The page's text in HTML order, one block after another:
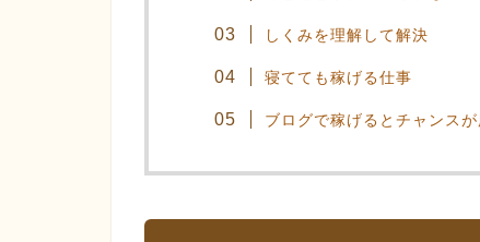
しくみを理解して解決
寝てても稼げる仕事
ブログで稼げるとチャンスが